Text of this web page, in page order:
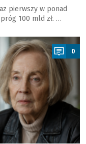
pierwszy w ponad
100 mld zł. …
0